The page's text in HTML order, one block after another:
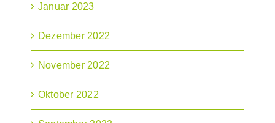
Januar 2023
Dezember 2022
November 2022
Oktober 2022